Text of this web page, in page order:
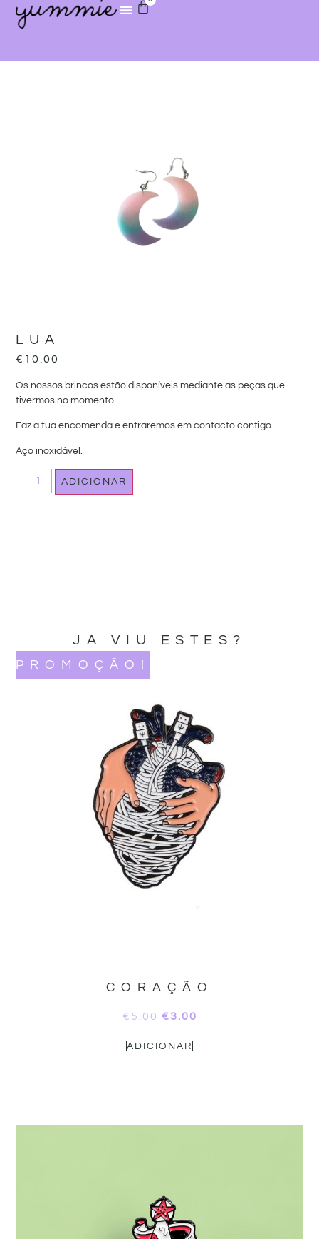
LUA
€ 10.00
Os nossos brincos estão disponíveis mediante as peças que
tivermos no momento.
Faz a tua encomenda e entraremos em contacto contigo.
Aço inoxidável.
ADICIONAR
JA VIU ESTES?
PROMOÇÃO!
CORAÇÃO
€ 5.00 €3.00
ADICIONAR